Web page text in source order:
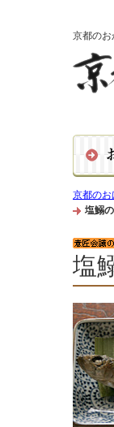
京都のお
京都のお
塩鰯
塩